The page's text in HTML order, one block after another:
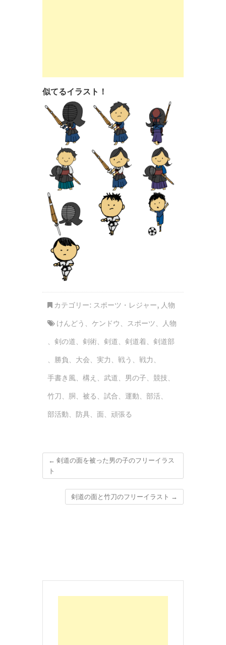
似てるイラスト！
カテゴリー: スポーツ・レジャー, 人物
けんどう 、 ケンドウ 、 スポーツ、
人物
、 剣の道、 剣術、 剣道、 剣道着、 剣道部
、 勝負 、 大会、 実力 、 戦う 、 戦力 、
手書き風、 構え 、 武道、 男の子、 競技、
竹刀、 胴、 被る 、 試合、 運動、 部活、
部活動、 防具、 面、 頑張る
← 剣道の面を被った男の子のフリーイラス
ト
剣道の面と竹刀のフリーイラスト →